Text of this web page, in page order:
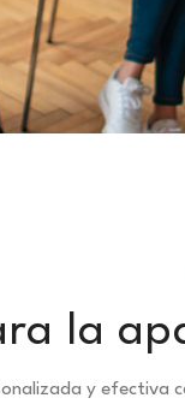
la
y efectiva